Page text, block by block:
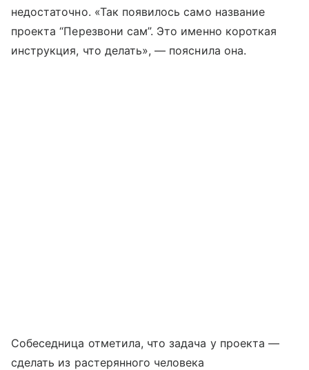
недостаточно. «Так появилось само название
проекта “Перезвони сам”. Это именно короткая
инструкция, что делать», — пояснила она.
Собеседница отметила, что задача у проекта —
сделать из растерянного человека